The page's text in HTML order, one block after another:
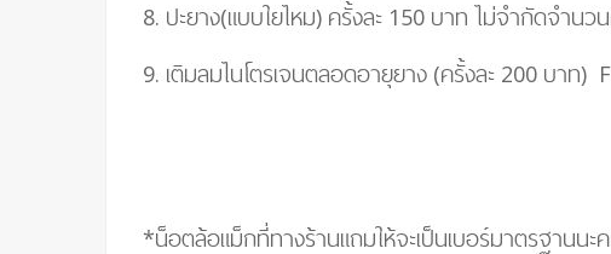
8. ปะยาง(แบบใยไหม) ครั้งละ 150 บาท ไม่จำกัดจำนว
9. เติมลมไนโตรเจนตลอดอายุยาง (ครั้งละ 200 บาท)
*น็อตล้อแม็กที่ทางร้านแถมให้จะเป็นเบอร์มาตรฐานน